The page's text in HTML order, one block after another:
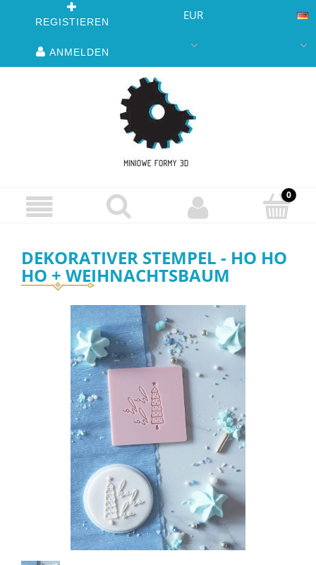
REGISTIEREN
ANMELDEN
EUR
DEKORATIVER STEMPEL - HO HO
HO + WEIHNACHTSBAUM